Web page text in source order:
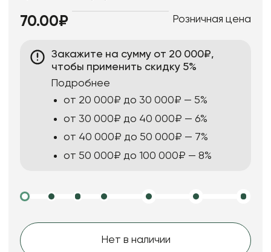
70.00₽ Розничная цена
Закажите на сумму от 20 000₽,
чтобы применить скидку 5%
Подробнее
от 20 000₽ до 30 000₽ — 5%
от 30 000₽ до 40 000₽ — 6%
от 40 000₽ до 50 000₽ — 7%
от 50 000₽ до 100 000₽ — 8%
Нет в наличии